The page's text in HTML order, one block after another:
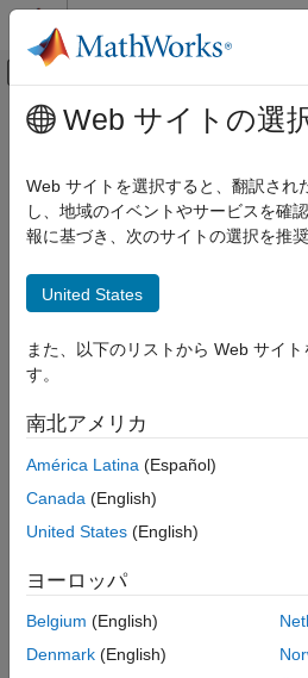
コンテンツへスキップ
オフキャンバス ナ
ドキュメンテーションのホーム
言語の基礎
データ型
構文
例
ヒント
拡張機能
参考
メインコンテンツ
split
区切り記号での string の分割
構文
newStr = split(str,delimiter)
newStr =
説明
= split(str )は、入力テキ
分割し、区切られたテキストを配列
newStrは strの空白文字を含みま
例
newStr= split( )は
れた区切り記号で入力テキストstr
Web サイトの選
Web サイトを選択すると、翻訳され
し、地域のイベントやサービスを確
報に基づき、次のサイトの選択を推
United States
また、以下のリストから Web サイ
す。
南北アメリカ
América Latina (Español)
Canada (English)
United States (English)
ヨーロッパ
Belgium (English)
Denmark (English)